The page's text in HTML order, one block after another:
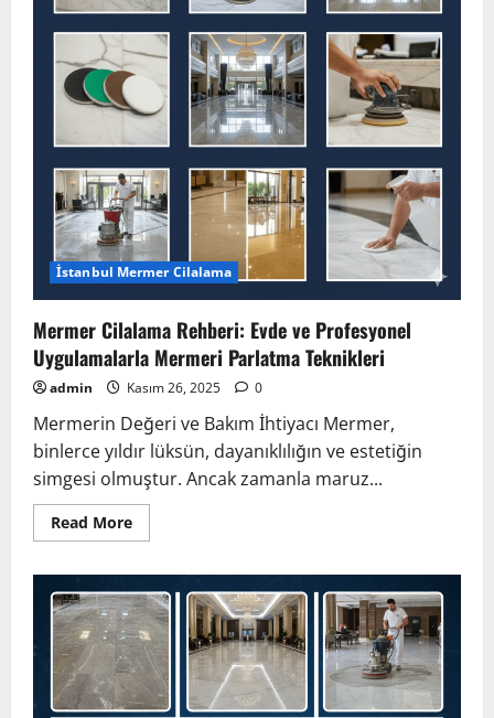
İstanbul Mermer Cilalama
Mermer Cilalama Rehberi: Evde ve Profesyonel
Uygulamalarla Mermeri Parlatma Teknikleri
admin Kasım 26, 2025 0
Mermerin Değeri ve Bakım İhtiyacı Mermer,
binlerce yıldır lüksün, dayanıklılığın ve estetiğin
simgesi olmuştur. Ancak zamanla maruz...
Read MoreRead
more
Rehberi:
Evde
ve
Profesyonel
Uygulamalarla
Mermeri
Parlatma
Teknikleri